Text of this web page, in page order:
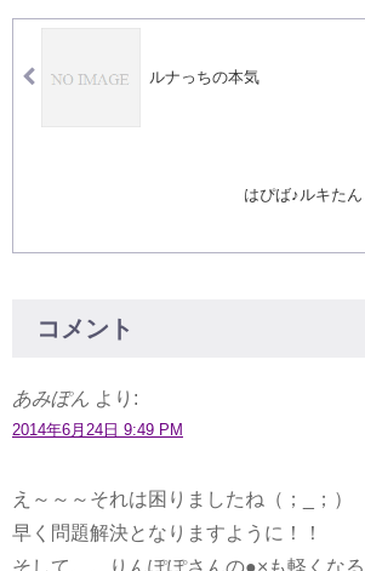
ルナっちの本気
はぴば♪ルキた
コメント
あみぽん より:
2014年6月24日 9:49 PM
え～～～それは困りましたね（；_；）
早く問題解決となりますように！！